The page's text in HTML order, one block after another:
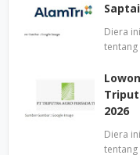
Diera
2026
Diera